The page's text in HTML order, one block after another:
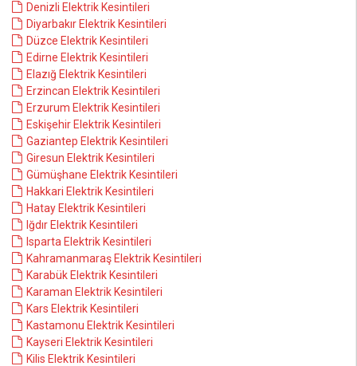
Denizli Elektrik Kesintileri
Diyarbakır Elektrik Kesintileri
Düzce Elektrik Kesintileri
Edirne Elektrik Kesintileri
Elazığ Elektrik Kesintileri
Erzincan Elektrik Kesintileri
Erzurum Elektrik Kesintileri
Eskişehir Elektrik Kesintileri
Gaziantep Elektrik Kesintileri
Giresun Elektrik Kesintileri
Gümüşhane Elektrik Kesintileri
Hakkari Elektrik Kesintileri
Hatay Elektrik Kesintileri
Iğdır Elektrik Kesintileri
Isparta Elektrik Kesintileri
Kahramanmaraş Elektrik Kesintileri
Karabük Elektrik Kesintileri
Karaman Elektrik Kesintileri
Kars Elektrik Kesintileri
Kastamonu Elektrik Kesintileri
Kayseri Elektrik Kesintileri
Kilis Elektrik Kesintileri